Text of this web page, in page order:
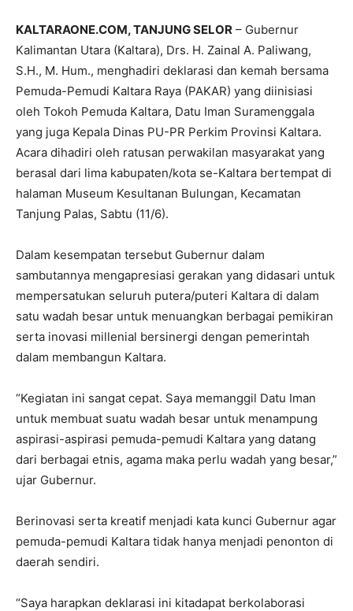
KALTARAONE.COM, TANJUNG SELOR – Gubernur
Kalimantan Utara (Kaltara), Drs. H. Zainal A. Paliwang,
S.H., M. Hum., menghadiri deklarasi dan kemah bersama
Pemuda-Pemudi Kaltara Raya (PAKAR) yang diinisiasi
oleh Tokoh Pemuda Kaltara, Datu Iman Suramenggala
yang juga Kepala Dinas PU-PR Perkim Provinsi Kaltara.
Acara dihadiri oleh ratusan perwakilan masyarakat yang
berasal dari lima kabupaten/kota se-Kaltara bertempat di
halaman Museum Kesultanan Bulungan, Kecamatan
Tanjung Palas, Sabtu (11/6).
Dalam kesempatan tersebut Gubernur dalam
sambutannya mengapresiasi gerakan yang didasari untuk
mempersatukan seluruh putera/puteri Kaltara di dalam
satu wadah besar untuk menuangkan berbagai pemikiran
serta inovasi millenial bersinergi dengan pemerintah
dalam membangun Kaltara.
“Kegiatan ini sangat cepat. Saya memanggil Datu Iman
untuk membuat suatu wadah besar untuk menampung
aspirasi-aspirasi pemuda-pemudi Kaltara yang datang
dari berbagai etnis, agama maka perlu wadah yang besar,”
ujar Gubernur.
Berinovasi serta kreatif menjadi kata kunci Gubernur agar
pemuda-pemudi Kaltara tidak hanya menjadi penonton di
daerah sendiri.
“Saya harapkan deklarasi ini kitadapat berkolaborasi